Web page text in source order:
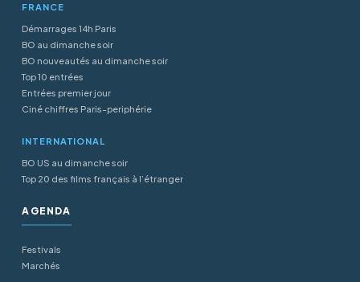
FRANCE
Démarrages 14h Paris
BO au dimanche soir
BO nouveautés au dimanche soir
Top 10 entrées
Entrées premier jour
Ciné chiffres Paris-periphérie
INTERNATIONAL
BO US au dimanche soir
Top 20 des films français à l’étranger
AGENDA
Festivals
Marchés